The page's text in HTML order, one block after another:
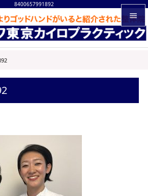
8400657991892


メニュ